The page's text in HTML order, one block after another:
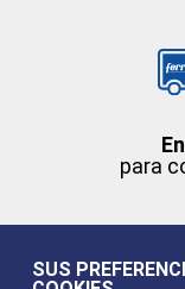
para
SUS